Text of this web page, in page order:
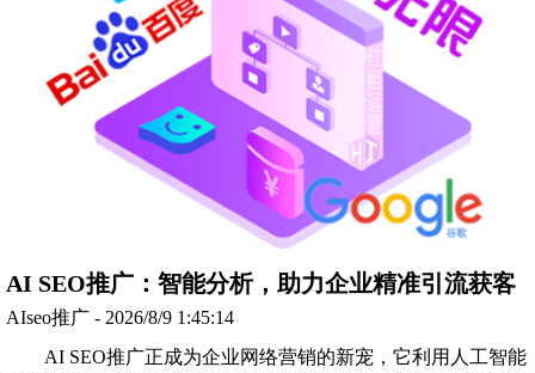
AI SEO推广：智能分析，助力企业精准引流获客
AIseo推广 - 2026/8/9 1:45:14
AI SEO推广正成为企业网络营销的新宠，它利用人工智能